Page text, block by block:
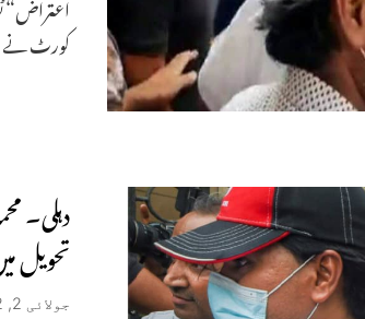
کورٹ نے
دہلی۔
تحویل میں 14دنوں کے لئے
جولائی 2, 2022